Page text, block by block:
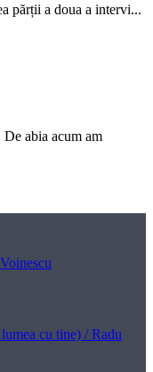
părții a doua a intervi...
abia acum am
cu tine) / Radu